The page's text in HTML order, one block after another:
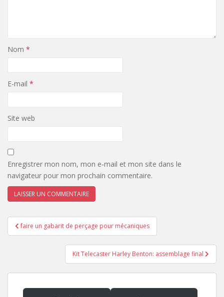
Nom *
E-mail *
Site web
Enregistrer mon nom, mon e-mail et mon site dans le
navigateur pour mon prochain commentaire.
Navigation
de
faire un gabarit de perçage pour mécaniques
Kit Telecaster Harley Benton: assemblage final